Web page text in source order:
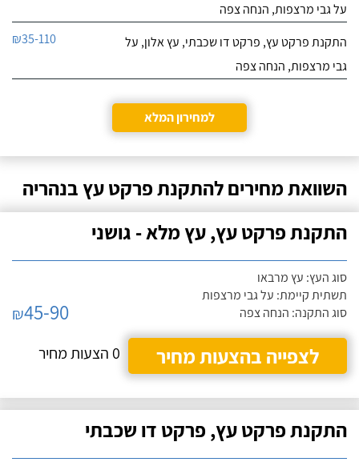
על גבי מרצפות, הנחה צפה
התקנת פרקט עץ, פרקט דו שכבתי, עץ אלון, על
גבי מרצפות, הנחה צפה
₪35-110
למחירון המלא
השוואת מחירים להתקנת פרקט עץ בנהריה
התקנת פרקט עץ, עץ מלא - גושני
סוג העץ: עץ מרבאו
תשתית קיימת: על גבי מרצפות
סוג התקנה: הנחה צפה
₪45-90
לצפייה בהצעות מחיר
0 הצעות מחיר
התקנת פרקט עץ, פרקט דו שכבתי